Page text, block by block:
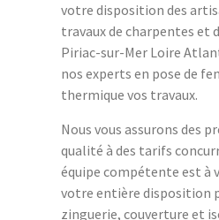
votre disposition des
travaux de charpentes et
Piriac-sur-Mer Loire
nos experts en pose de
thermique vos travaux.
Nous vous assurons des
qualité à des tarifs
équipe compétente est à
votre entière disposition
zinguerie, couverture et